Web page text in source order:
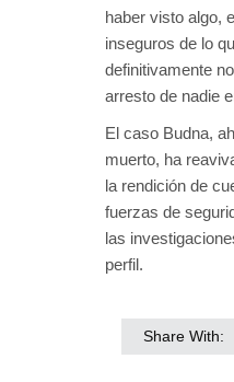
haber visto algo,
inseguros de lo
definitivamente
arresto de nadie
El caso Budna,
muerto, ha
la rendición de
fuerzas de
las
perfil.
Share With: